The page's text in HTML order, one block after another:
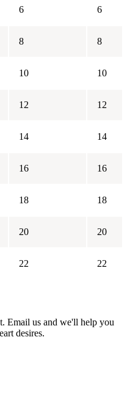
6 6
8 8
10 10
12 12
14 14
16 16
18 18
20 20
22 22
Email us and we'll help you
desires.